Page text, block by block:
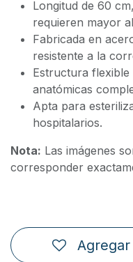
Longitud de 60
requieren mayor
Fabricada en
resistente a la
Estructura flexible
anatómicas
Apta para
hospitalarios.
Nota: Las imágenes
corresponder